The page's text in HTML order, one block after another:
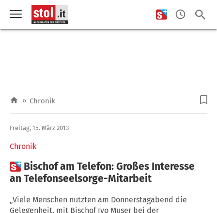
» Chronik
Chronik
Freitag, 15. März 2013
 Bischof am Telefon: Großes Interesse
an Telefonseelsorge-Mitarbeit
„Viele Menschen nutzten am Donnerstagabend die
Gelegenheit, mit Bischof Ivo Muser bei der